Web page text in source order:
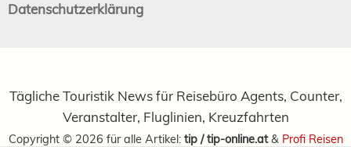
Datenschutzerklärung
Tägliche Touristik News für Reisebüro Agents, Counter,
Veranstalter, Fluglinien, Kreuzfahrten
Copyright © 2026 für alle Artikel: tip / tip-online.at& Profi Reisen